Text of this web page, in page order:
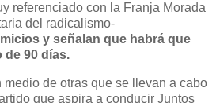
referenciado con la Franja Morada
del radicalismo-
y señalan que habrá que
de 90 días.
medio de otras que se llevan a cabo
que aspira a conducir Juntos